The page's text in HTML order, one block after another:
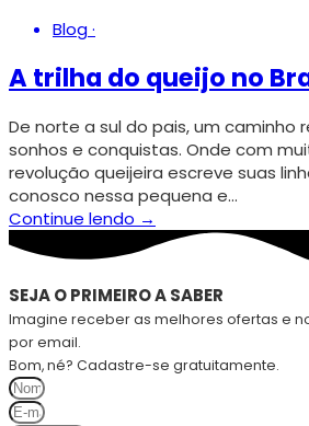
Blog·
A trilha do queijo no
De norte a sul do pais, um caminho
sonhos e conquistas. Onde com
revolução queijeira escreve suas
conosco nessa pequena e…
Continue lendo →
SEJA O PRIMEIRO A SABER
Imagine receber as melhores ofertas e
por email.
Bom, né? Cadastre-se gratuitamente.